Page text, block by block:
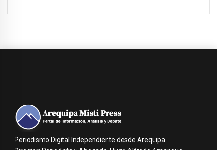
Periodismo Digital Independiente desde Arequipa